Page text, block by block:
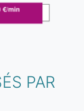
PAR